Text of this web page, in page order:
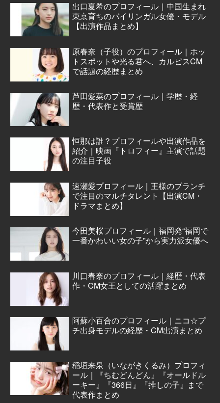
出口夏希のプロフィール｜中国生まれ
東京育ちのバイリンガル女優・モデル
【出演作品まとめ】
原春奈（子役）のプロフィール｜ホッ
トスポットや光る君へ、カルピスCM
で話題の経歴まとめ
芦田愛菜のプロフィール｜学歴・経
歴・代表作と受賞歴
恒那は誰？プロフィールや出演作品を
紹介｜映画『トロフィー』主演で話題
の注目子役
速瀬愛プロフィール｜王様のブランチ
で注目のマルチタレント【出演CM・
ドラマまとめ】
今田美桜プロフィール｜福岡発“福岡で
一番かわいい女の子”から実力派女優へ
川口春奈のプロフィール｜経歴・代表
作・CM女王としての活躍まとめ
阿蘇小百合のプロフィール｜ニコ☆プ
チ出身モデルの経歴・CM出演まとめ
稲垣来泉（いながきくるみ）プロフィ
ール｜『ちむどんどん』『オールドル
ーキー』『366日』『推しの子』まで
代表作まとめ